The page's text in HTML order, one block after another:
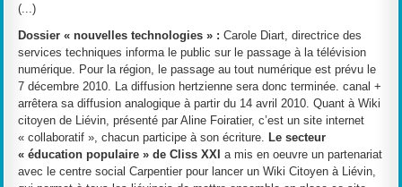
(...)
Dossier « nouvelles technologies » : Carole Diart, directrice des
services techniques informa le public sur le passage à la télévision
numérique. Pour la région, le passage au tout numérique est prévu le
7 décembre 2010. La diffusion hertzienne sera donc terminée. canal +
arrêtera sa diffusion analogique à partir du 14 avril 2010. Quant à Wiki
citoyen de Liévin, présenté par Aline Foiratier, c’est un site internet
« collaboratif », chacun participe à son écriture. Le secteur
« éducation populaire » de Cliss XXI a mis en oeuvre un partenariat
avec le centre social Carpentier pour lancer un Wiki Citoyen à Liévin,